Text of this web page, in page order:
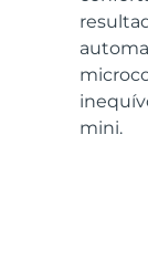
mini.
Cosméticos